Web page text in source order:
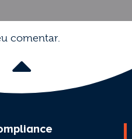
comentar.